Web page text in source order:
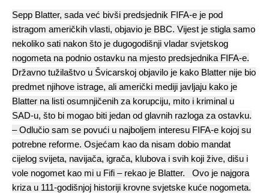
Sepp Blatter, sada već bivši predsjednik FIFA-e je pod
istragom američkih vlasti, objavio je BBC. Vijest je stigla samo
nekoliko sati nakon što je dugogodišnji vladar svjetskog
nogometa na podnio ostavku na mjesto predsjednika FIFA-e.
Državno tužilaštvo u Švicarskoj objavilo je kako Blatter nije bio
predmet njihove istrage, ali američki mediji javljaju kako je
Blatter na listi osumnjičenih za korupciju, mito i kriminal u
SAD-u, što bi mogao biti jedan od glavnih razloga za ostavku.
– Odlučio sam se povući u najboljem interesu FIFA-e kojoj su
potrebne reforme. Osjećam kao da nisam dobio mandat
cijelog svijeta, navijača, igrača, klubova i svih koji žive, dišu i
vole nogomet kao mi u Fifi – rekao je Blatter. Ovo je najgora
kriza u 111-godišnjoj historiji krovne svjetske kuće nogometa.